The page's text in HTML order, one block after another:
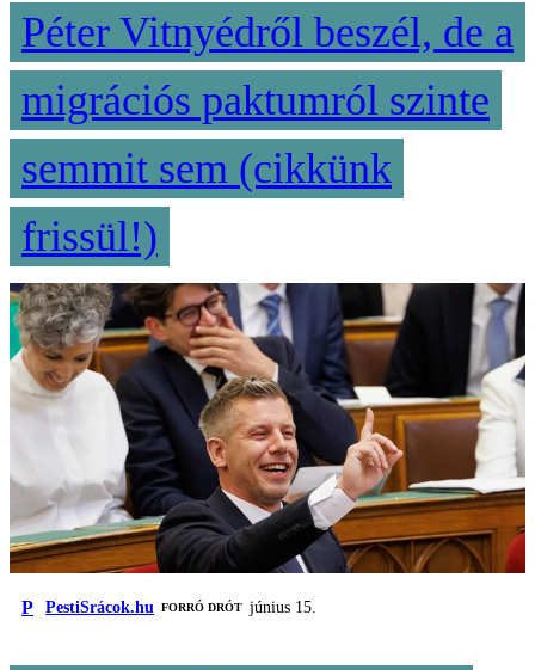
Péter Vitnyédről beszél, de a
migrációs paktumról szinte
semmit sem (cikkünk
frissül!)
P PestiSrácok.hu FORRÓ DRÓT június 15.